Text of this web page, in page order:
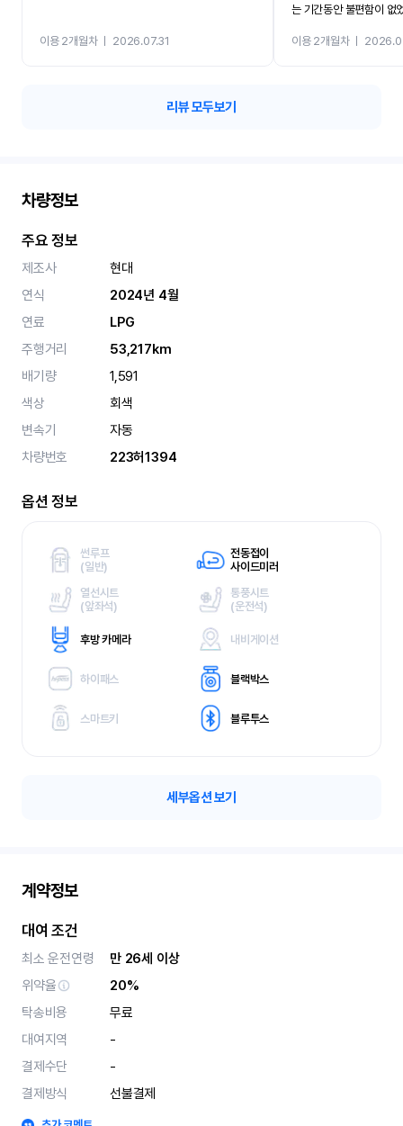
이용 2개월차ㅣ 2026.07.31
는 기간동안 불편함이 없
카 렌트 고민없이 강추합
이용 2개월차ㅣ
리뷰 모두보기
차량정보
주요 정보
제조사
현대
연식
2024년 4월
연료
LPG
주행거리
53,217km
배기량
1,591
색상
회색
변속기
자동
차량번호
223허1394
옵션 정보
썬루프
(일반)
전동접이
사이드미러
열선시트
(앞좌석)
통풍시트
(운전석)
후방 카메라 내비게이션
하이패스 블랙박스
스마트키 블루투스
세부옵션 보기
계약정보
대여 조건
최소 운전연령
만 26세 이상
위약율
20%
탁송비용
무료
대여지역
-
결제수단
-
결제방식
선불결제